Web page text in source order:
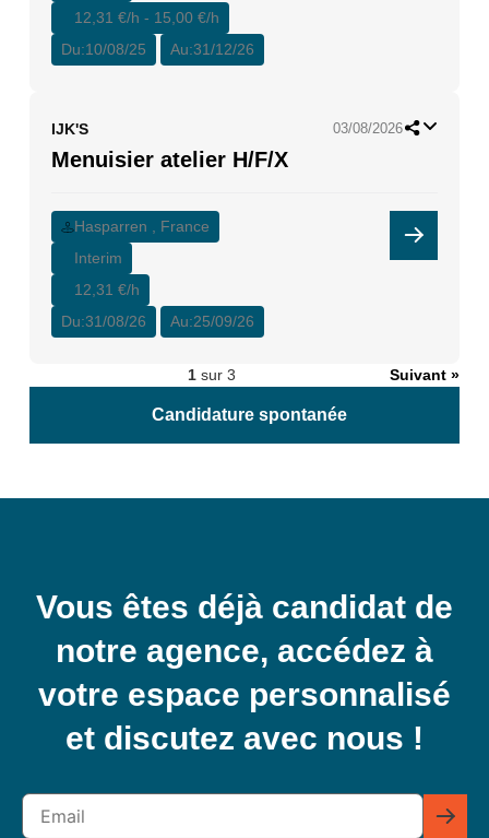
12,31 €/h - 15,00 €/h
Du:10/08/25 Au:31/12/26
IJK'S 03/08/2026
Menuisier atelier H/F/X
Hasparren , France
Interim
12,31 €/h
Du:31/08/26 Au:25/09/26
1 sur 3 Suivant »
Candidature spontanée
Vous êtes déjà candidat de
notre agence, accédez à
votre espace personnalisé
et discutez avec nous !